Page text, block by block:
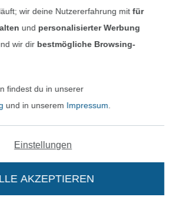
(9,96 € / 1 m²)
wir deine Nutzererfahrung mitfür
und personalisierter Werbung
wir dir bestmögliche Browsing-
findest du in unserer
und in unserem Impressum
Einstellungen
AKZEPTIEREN